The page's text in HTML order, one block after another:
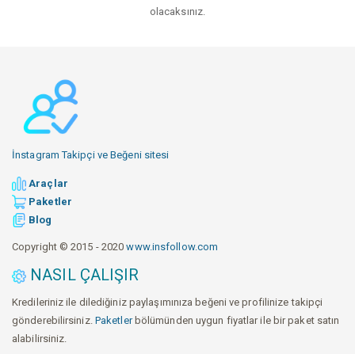
olacaksınız.
İnstagram Takipçi ve Beğeni sitesi
Araçlar
Paketler
Blog
Copyright © 2015 - 2020www.insfollow.com
NASIL ÇALIŞIR
Kredileriniz ile dilediğiniz paylaşımınıza beğeni ve profilinize takipçi
gönderebilirsiniz. Paketlerbölümünden uygun fiyatlar ile bir paket satın
alabilirsiniz.